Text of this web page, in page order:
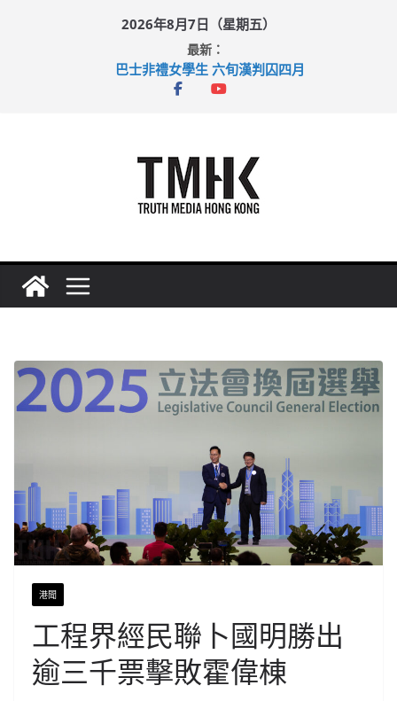
2026年8月7日（星期五）
最新：
巴士非禮女學生 六旬漢判囚四月
涉造假公屋富戶申報表 倉管員准保釋候訊
港聞
工程界經民聯卜國明勝出
逾三千票擊敗霍偉棟